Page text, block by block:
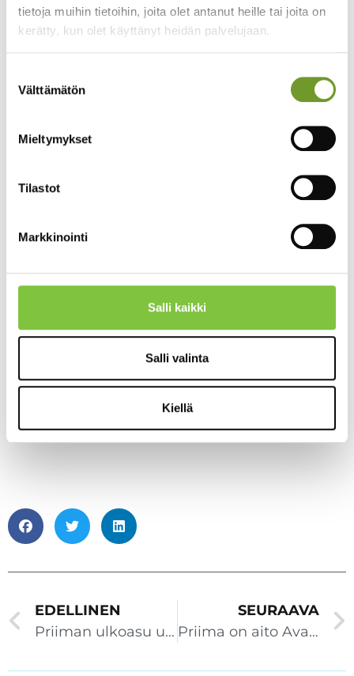
tietoja muihin tietoihin, joita olet antanut heille tai joita on
kerätty, kun olet käyttänyt heidän palvelujaan.
valinta
Välttämätön
Mieltymykset
Tilastot
Markkinointi
Salli kaikki
Salli valinta
Kiellä
EDELLINEN
Priiman ulkoasu uudistuu! Priima Akatemia Live 16.12.
SEURAAVA
Priima on aito Avainlippu-tuote